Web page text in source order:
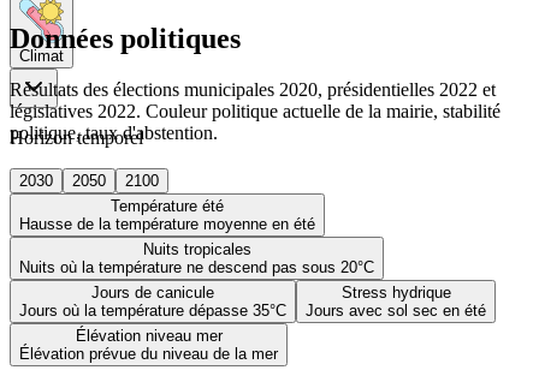
Climat
Horizon temporel
2030 2050
2100
Température été
Hausse de la température moyenne en été
Nuits tropicales
Nuits où la température ne descend pas sous 20°C
Jours de canicule
Jours où la température dépasse 35°C
Stress hydrique
Jours avec sol sec en été
Élévation niveau mer
Élévation prévue du niveau de la mer
Données politiques
Résultats des élections municipales 2020, présidentielles 2022 et
législatives 2022. Couleur politique actuelle de la mairie, stabilité
politique, taux d'abstention.